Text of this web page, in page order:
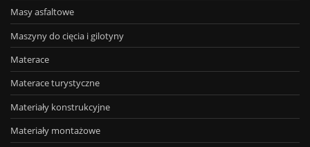
Masy asfaltowe
Maszyny do cięcia i gilotyny
Materace
Materace turystyczne
Materiały konstrukcyjne
Materiały montażowe